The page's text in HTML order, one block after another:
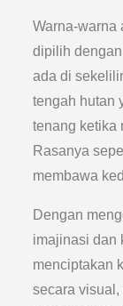
Warna-warna
dipilih
ada di
tengah hutan
tenang ketika
Rasanya
membawa
Dengan
imajinasi dan
menciptakan
secara